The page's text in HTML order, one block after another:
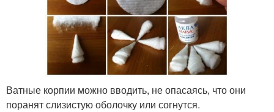
Ватные корпии можно вводить, не опасаясь, что они
поранят слизистую оболочку или согнутся.